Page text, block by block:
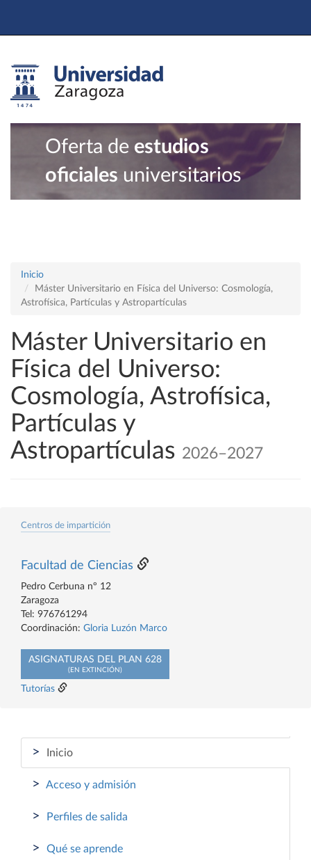
Oferta de estudios
oficiales universitarios
Inicio
Máster Universitario en Física del Universo: Cosmología,
Astrofísica, Partículas y Astropartículas
Máster Universitario en
Física del Universo:
Cosmología, Astrofísica,
Partículas y
Astropartículas 2026–2027
Centros de impartición
Facultad de Ciencias
Pedro Cerbuna nº 12
Zaragoza
Tel: 976761294
Coordinación: Gloria Luzón Marco
ASIGNATURAS DEL PLAN 628
(EN EXTINCIÓN)
Tutorías
> Inicio
> Acceso y admisión
> Perfiles de salida
> Qué se aprende